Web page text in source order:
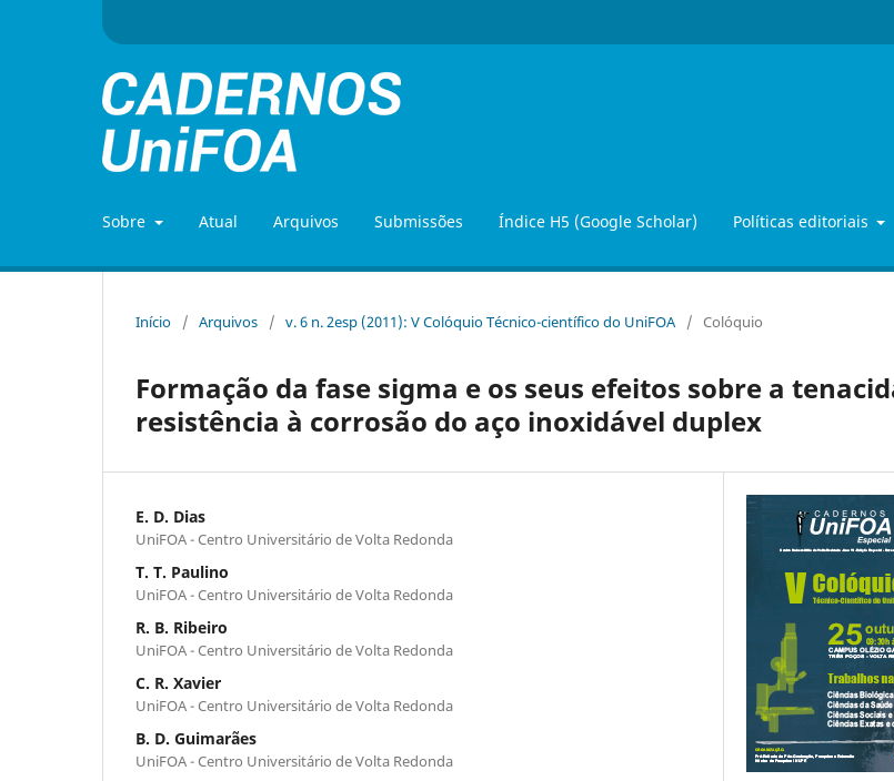
Sobre Atual Arquivos Submissões Índice H5 (Google Scholar) Políticas editoriais
Início / Arquivos / v. 6 n. 2esp (2011): V Colóquio Técnico-científico do UniFOA / Colóquio
Formação da fase sigma e os seus efeitos sobre a
resistência à corrosão do aço inoxidável duplex
E. D. Dias
UniFOA - Centro Universitário de Volta Redonda
T. T. Paulino
UniFOA - Centro Universitário de Volta Redonda
R. B. Ribeiro
UniFOA - Centro Universitário de Volta Redonda
C. R. Xavier
UniFOA - Centro Universitário de Volta Redonda
B. D. Guimarães
UniFOA - Centro Universitário de Volta Redonda